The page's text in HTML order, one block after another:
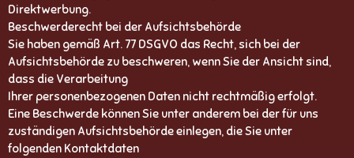
Direktwerbung.
Beschwerderecht bei der Aufsichtsbehörde
Sie haben gemäß Art. 77 DSGVO das Recht, sich bei der
Aufsichtsbehörde zu beschweren, wenn Sie der Ansicht sind,
dass die Verarbeitung
Ihrer personenbezogenen Daten nicht rechtmäßig erfolgt.
Eine Beschwerde können Sie unter anderem bei der für uns
zuständigen Aufsichtsbehörde einlegen, die Sie unter
folgenden Kontaktdaten